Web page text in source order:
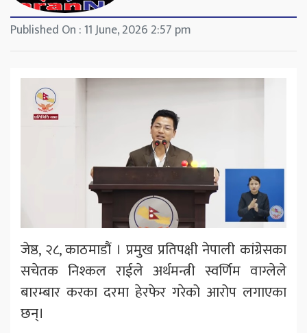
Published On : 11 June, 2026 2:57 pm
जेष्ठ, २८, काठमाडौं । प्रमुख प्रतिपक्षी नेपाली कांग्रेसका
सचेतक निश्कल राईले अर्थमन्त्री स्वर्णिम वाग्लेले
बारम्बार करका दरमा हेरफेर गरेको आरोप लगाएका
छन्।